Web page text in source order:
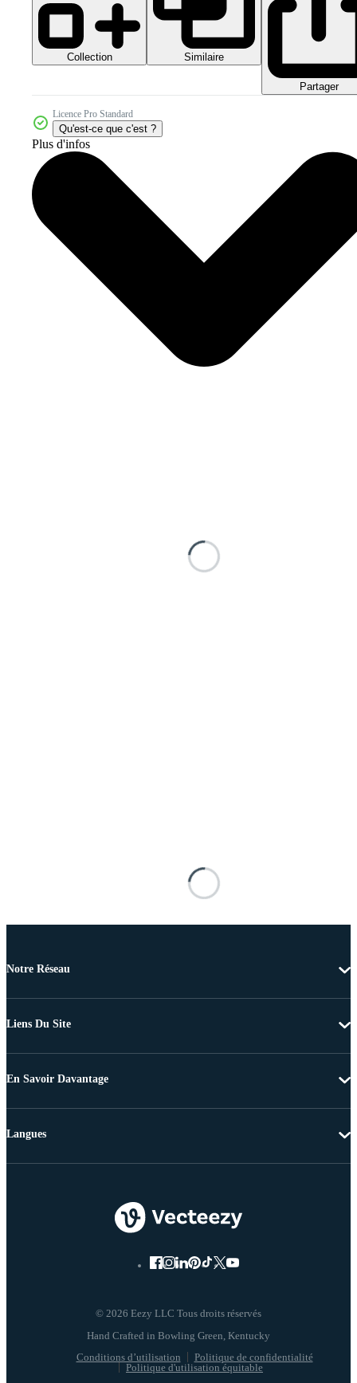
Collection Similaire
Partager
Licence Pro Standard
Qu'est-ce que c'est ?
Plus d'infos
Notre Réseau
Liens Du Site
En Savoir Davantage
© 2026 Eezy LLC Tous droits réservés
Conditions d’utilisation
Politique de confidentialité
Politique d'utilisation équitable
Langues